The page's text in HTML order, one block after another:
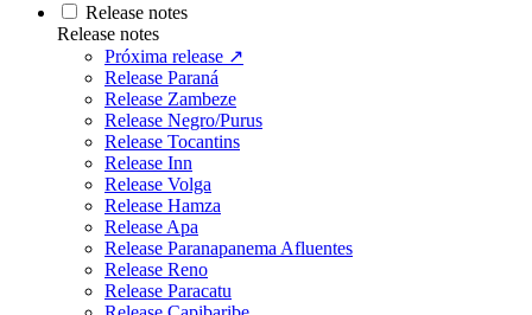
Release notes
Release notes
Próxima release ↗
Release Paraná
Release Zambeze
Release Negro/Purus
Release Tocantins
Release Inn
Release Volga
Release Hamza
Release Apa
Release Paranapanema Afluentes
Release Reno
Release Paracatu